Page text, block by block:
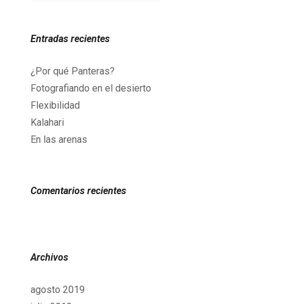
Entradas recientes
¿Por qué Panteras?
Fotografiando en el desierto
Flexibilidad
Kalahari
En las arenas
Comentarios recientes
Archivos
agosto 2019